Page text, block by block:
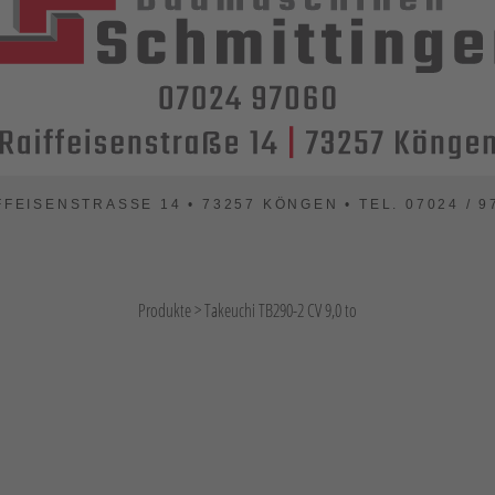
14 • 73257 KÖNGEN • TEL. 07024 /
Produkte>Takeuchi TB290-2 CV 9,0 to